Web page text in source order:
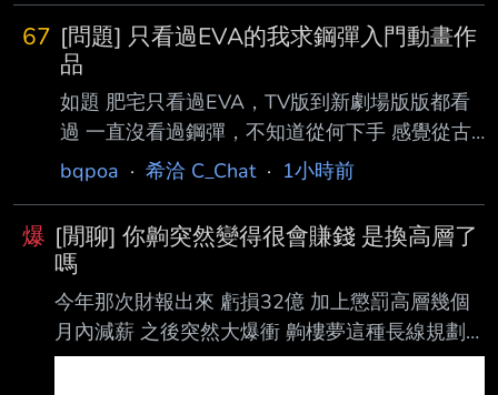
67 [問題] 只看過EVA的我求鋼彈入門動畫作
品
如題 肥宅只看過EVA，TV版到新劇場版版都看
過 一直沒看過鋼彈，不知道從何下手 感覺從古
早第一部作品追很可能會因為畫風棄劇 有推薦
bqpoa · 希洽 C_Chat· 1小時前
爆 [閒聊] 你齁突然變得很會賺錢 是換高層了
嗎
今年那次財報出來 虧損32億 加上懲罰高層幾個
月內減薪 之後突然大爆衝 齁樓夢這種長線規劃
的就算了 現在這波T-shirt出來 又很多粉絲要買買